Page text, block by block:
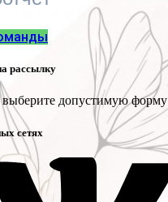
рассылку
допустимую форму
сетях